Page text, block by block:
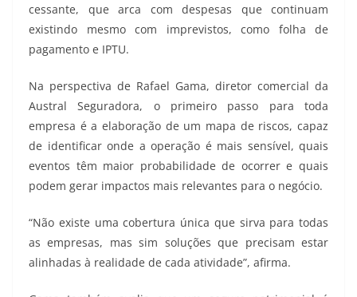
cessante, que arca com despesas que continuam
existindo mesmo com imprevistos, como folha de
pagamento e IPTU.
Na perspectiva de Rafael Gama, diretor comercial da
Austral Seguradora, o primeiro passo para toda
empresa é a elaboração de um mapa de riscos, capaz
de identificar onde a operação é mais sensível, quais
eventos têm maior probabilidade de ocorrer e quais
podem gerar impactos mais relevantes para o negócio.
“Não existe uma cobertura única que sirva para todas
as empresas, mas sim soluções que precisam estar
alinhadas à realidade de cada atividade”, afirma.